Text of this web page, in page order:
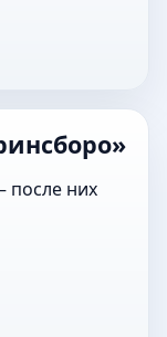
после них